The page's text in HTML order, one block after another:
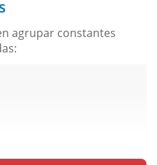
agrupar constantes